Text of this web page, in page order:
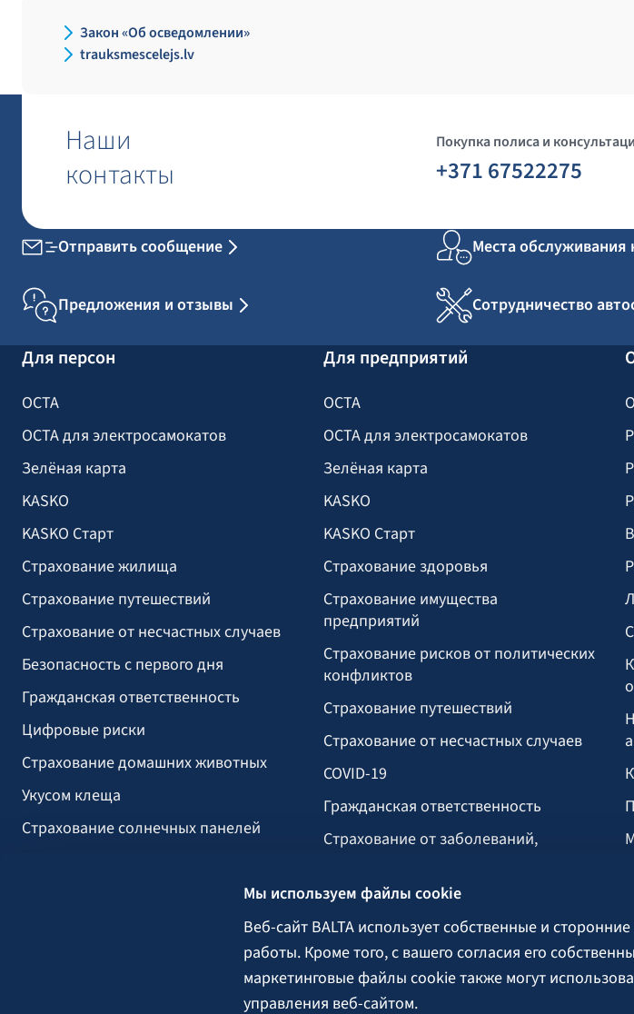
Мы используем файлы cookie
Веб-сайт BALTA использует собственные и
работы. Кроме того, с вашего согласия его
маркетинговые файлы cookie также могут
управления веб-сайтом.
Закон «Об осведомлении»
trauksmescelejs.lv
Наши
контакты
Покупка полиса и
+371 67522275
Отправить сообщение Места обслуживания
Предложения и отзывы Сотрудничество
Для персон
OCTA
OCTA для электросамокатов
Зелёная карта
KASKO
KASKO Старт
Страхование жилища
Страхование путешествий
Страхование от несчастных случаев
Безопасность с первого дня
Гражданская ответственность
Цифровые риски
Страхование домашних животных
Укусом клеща
Страхование солнечных панелей
Для предприятий
OCTA
OCTA для электросамокатов
Зелёная карта
KASKO
KASKO Старт
Страхование здоровья
Страхование имущества
предприятий
Страхование рисков от политических
конфликтов
Страхование путешествий
Страхование от несчастных случаев
COVID-19
Гражданская ответственность
Страхование от заболеваний,
Строительство
Сельское хозяйство
Груз
Гарантии, поручительства